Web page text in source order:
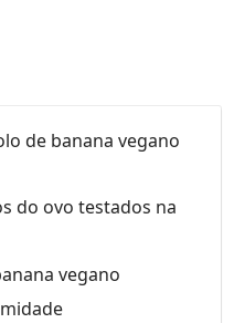
de banana vegano
do ovo testados na
vegano